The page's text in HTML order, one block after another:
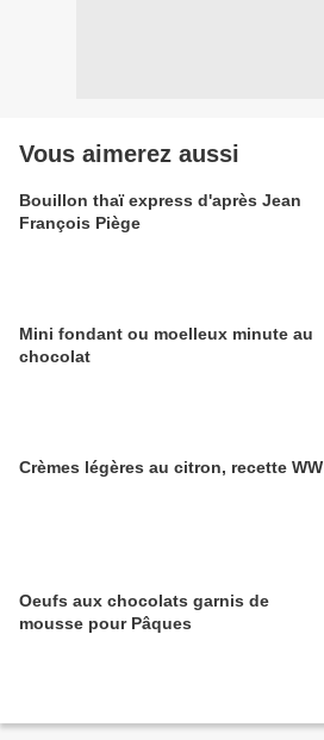
Vous aimerez aussi
Bouillon thaï express d'après Jean
François Piège
Mini fondant ou moelleux minute au
chocolat
Crèmes légères au citron, recette WW
Oeufs aux chocolats garnis de
mousse pour Pâques